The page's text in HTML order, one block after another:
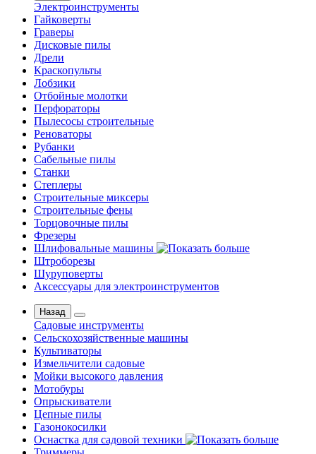
Электроинструменты
Гайковерты
Граверы
Дисковые пилы
Дрели
Краскопульты
Лобзики
Отбойные молотки
Перфораторы
Пылесосы строительные
Реноваторы
Рубанки
Сабельные пилы
Станки
Степлеры
Строительные миксеры
Строительные фены
Торцовочные пилы
Фрезеры
Шлифовальные машины
Штроборезы
Шуруповерты
Аксессуары для электроинструментов
Назад
Садовые инструменты
Сельскохозяйственные машины
Культиваторы
Измельчители садовые
Мойки высокого давления
Мотобуры
Опрыскиватели
Цепные пилы
Газонокосилки
Оснастка для садовой техники